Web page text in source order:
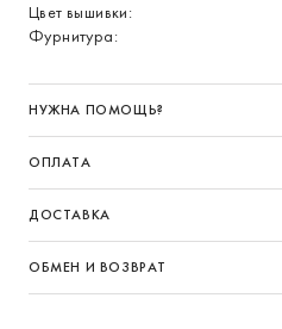
Цвет вышивки:
Фурнитура:
НУЖНА ПОМОЩЬ?
ОПЛАТА
ДОСТАВКА
ОБМЕН И ВОЗВРАТ